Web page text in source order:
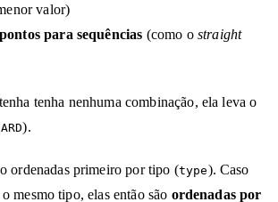
valor)
para sequências (como o straight
tenha nenhuma combinação, ela leva o
).
ordenadas primeiro por tipo (type). Caso
mesmo tipo, elas então são ordenadas por